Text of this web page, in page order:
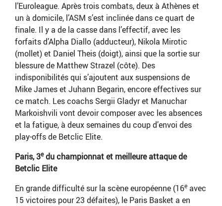
l’Euroleague. Après trois combats, deux à Athènes et
un à domicile, l’ASM s’est inclinée dans ce quart de
finale. Il y a de la casse dans l’effectif, avec les
forfaits d’Alpha Diallo (adducteur), Nikola Mirotic
(mollet) et Daniel Theis (doigt), ainsi que la sortie sur
blessure de Matthew Strazel (côte). Des
indisponibilités qui s’ajoutent aux suspensions de
Mike James et Juhann Begarin, encore effectives sur
ce match. Les coachs Sergii Gladyr et Manuchar
Markoishvili vont devoir composer avec les absences
et la fatigue, à deux semaines du coup d’envoi des
play-offs de Betclic Elite.
Paris, 3edu championnat et meilleure attaque de
Betclic Elite
En grande difficulté sur la scène européenne (16e avec
15 victoires pour 23 défaites), le Paris Basket a en